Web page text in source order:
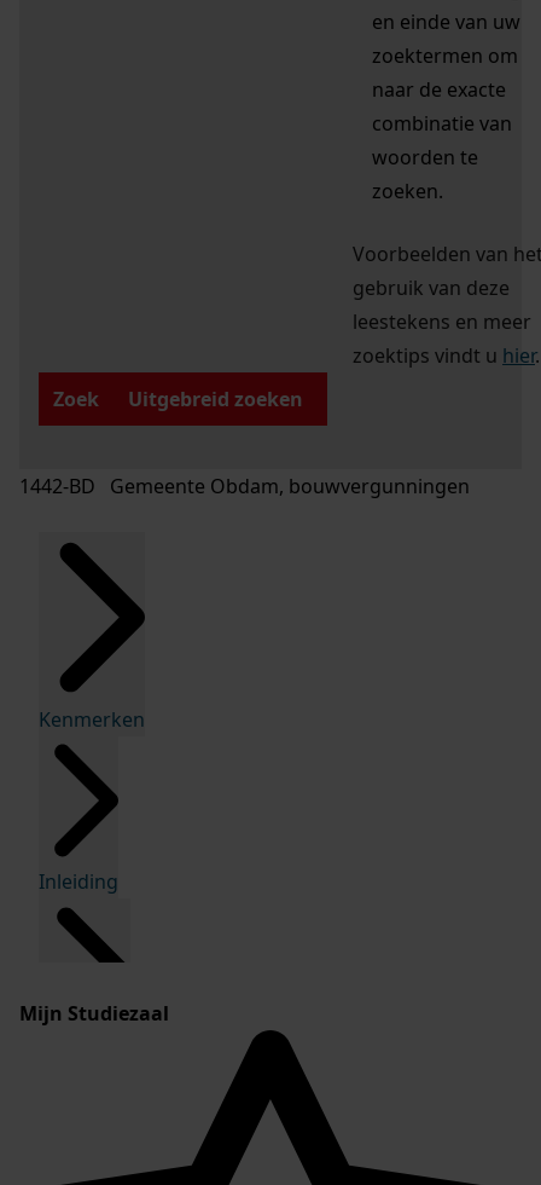
en einde van uw
zoektermen om
naar de exacte
combinatie van
woorden te
zoeken.
Voorbeelden van
gebruik van deze
leestekens en meer
zoektips vindt u hier.
Zoek
Uitgebreid zoeken
1442-BD Gemeente Obdam, bouwvergunningen
Kenmerken
Inleiding
Mijn Studiezaal